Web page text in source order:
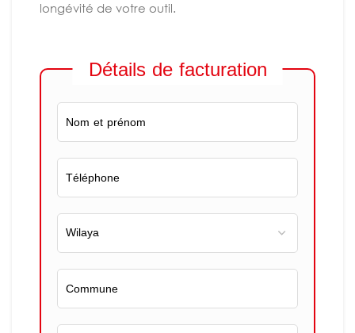
longévité de votre outil.
Détails de facturation